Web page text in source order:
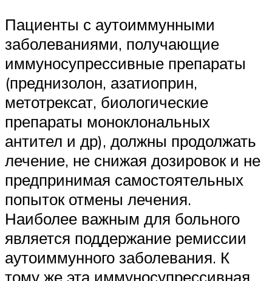
Пациенты с аутоиммунными
заболеваниями, получающие
иммуносупрессивные препараты
(преднизолон, азатиоприн,
метотрексат, биологические
препараты моноклональных
антител и др), должны продолжать
лечение, не снижая дозировок и не
предпринимая самостоятельных
попыток отмены лечения.
Наиболее важным для больного
является поддержание ремиссии
аутоиммунного заболевания. К
тому же эта иммуносупрессивная